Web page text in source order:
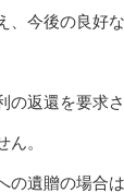
、今後の良好
の返還を要求
。
の遺贈の場合